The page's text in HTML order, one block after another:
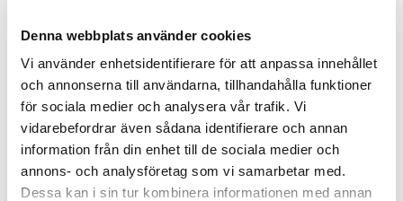
Denna webbplats använder cookies
Vi använder enhetsidentifierare för att anpassa innehållet
och annonserna till användarna, tillhandahålla funktioner
för sociala medier och analysera vår trafik. Vi
vidarebefordrar även sådana identifierare och annan
information från din enhet till de sociala medier och
annons- och analysföretag som vi samarbetar med.
Dessa kan i sin tur kombinera informationen med annan
driver en extra enhet, vilket kräver mer ström
från BOTW P&P ECO och därmed måste Sbooster
Ultra renas mer ström. Denna extra belastning
kan överskrida Sbooster Ultras maximala
kapacitet. I så fall är kombinationen - tyvärr - inte
lämplig för den extra Sbooster Ultra-
uppgraderingen.